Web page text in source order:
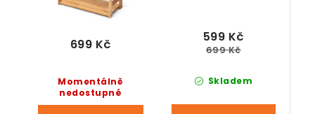
Momentálně
nedostupné
699 Kč
Skladem
599 Kč
699 Kč